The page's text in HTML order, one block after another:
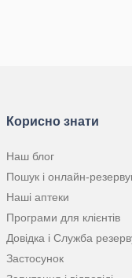
Корисно знати
Наш блог
Пошук і онлайн-
Наші аптеки
Програми для клієнтів
Довідка і Служба
Застосунок